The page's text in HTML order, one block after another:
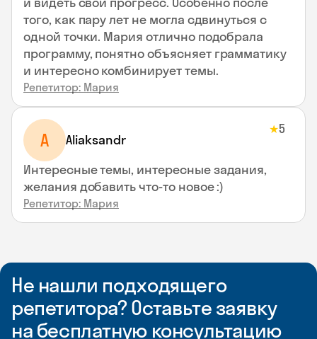
того, как пару лет не могла сдвинуться с
одной точки. Мария отлично подобрала
программу, понятно объясняет грамматику
и интересно комбинирует темы.
Репетитор: Мария
A Aliaksandr
★5
Интересные темы, интересные задания,
желания добавить что-то новое :)
Репетитор: Мария
Не нашли подходящего
репетитора? Оставьте заявку
на бесплатную консультацию